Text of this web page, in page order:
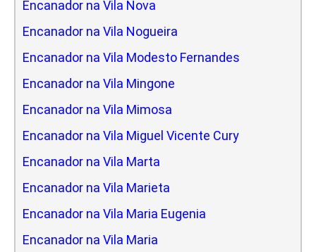
Encanador na Vila Nova
Encanador na Vila Nogueira
Encanador na Vila Modesto Fernandes
Encanador na Vila Mingone
Encanador na Vila Mimosa
Encanador na Vila Miguel Vicente Cury
Encanador na Vila Marta
Encanador na Vila Marieta
Encanador na Vila Maria Eugenia
Encanador na Vila Maria